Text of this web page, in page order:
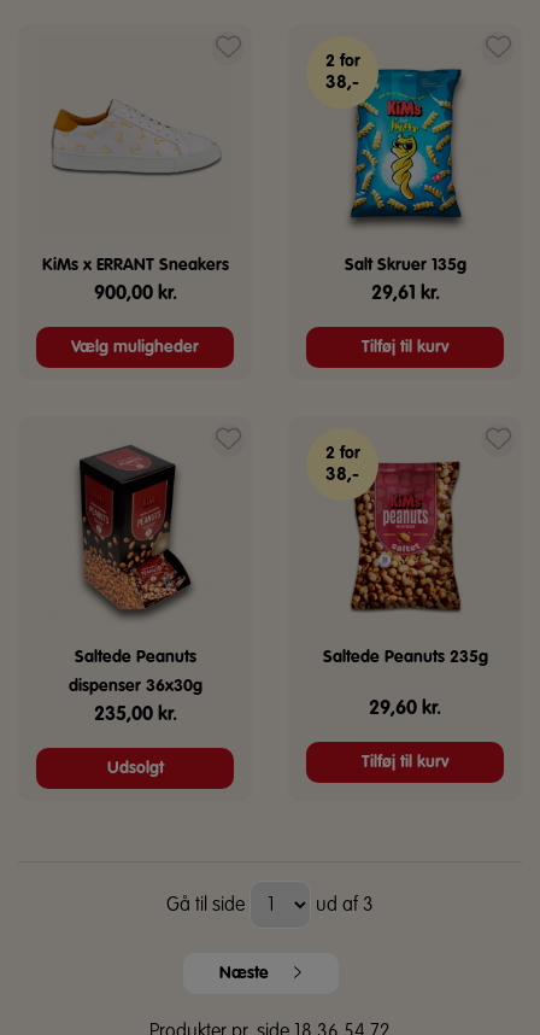
KiMs x ERRANT Sneakers
900,00 kr.
Vælg muligheder
har
flere
varianter.
2 for
38,-
Salt Skruer 135g
29,61 kr.
Tilføj til kurv
Saltede Peanuts
dispenser 36x30g
235,00 kr.
Udsolgt
2 for
38,-
Saltede Peanuts 235g
29,60 kr.
Tilføj til kurv
Gå til side ud af 3
Næste